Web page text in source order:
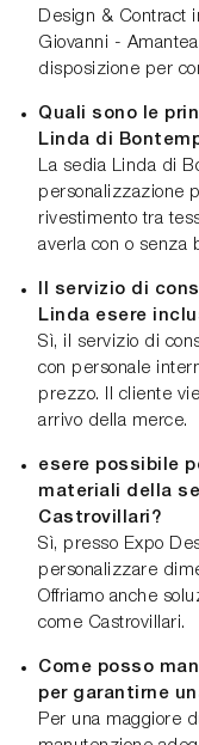
Design & Contract
Giovanni -
disposizione per
Quali sono le
Linda di
La sedia Linda di
personalizzazione
rivestimento tra
averla con o senza
Il servizio di
Linda esere
Sì, il servizio di
con personale
prezzo. Il cliente
arrivo della merce.
esere possibile
materiali della
Castrovillari?
Sì, presso Expo
personalizzare
Offriamo anche
come Castrovillari.
Come posso
per garantirne
Per una maggiore